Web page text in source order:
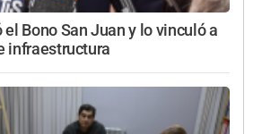
el Bono San Juan y lo vinculó a
infraestructura